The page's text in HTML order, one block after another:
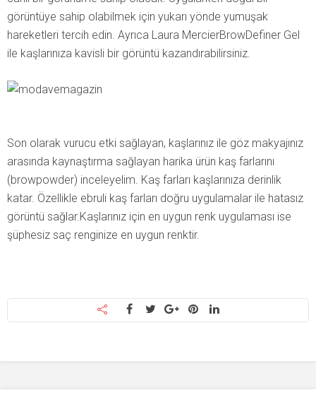
görüntüye sahip olabilmek için yukarı yönde yumuşak
hareketleri tercih edin. Ayrıca Laura MercierBrowDefiner Gel
ile kaşlarınıza kavisli bir görüntü kazandırabilirsiniz.
Son olarak vurucu etki sağlayan, kaşlarınız ile göz makyajınız
arasında kaynaştırma sağlayan harika ürün kaş farlarını
(browpowder) inceleyelim. Kaş farları kaşlarınıza derinlik
katar. Özellikle ebruli kaş farları doğru uygulamalar ile hatasız
görüntü sağlar.Kaşlarınız için en uygun renk uygulaması ise
şüphesiz saç renginize en uygun renktir.